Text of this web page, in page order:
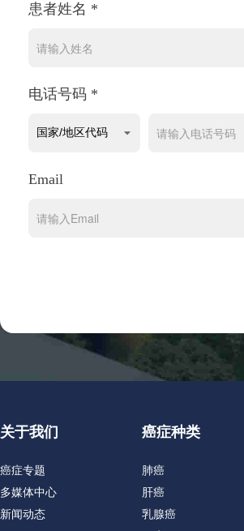
患者姓名 *
电话号码 *
Email
关于我们
癌症专题
多媒体中心
新闻动态
癌症种类
肺癌
肝癌
乳腺癌